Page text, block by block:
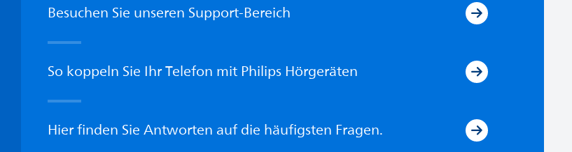
Besuchen Sie unseren Support-Bereich
So koppeln Sie Ihr Telefon mit Philips Hörgeräten
Hier finden Sie Antworten auf die häufigsten Fragen.